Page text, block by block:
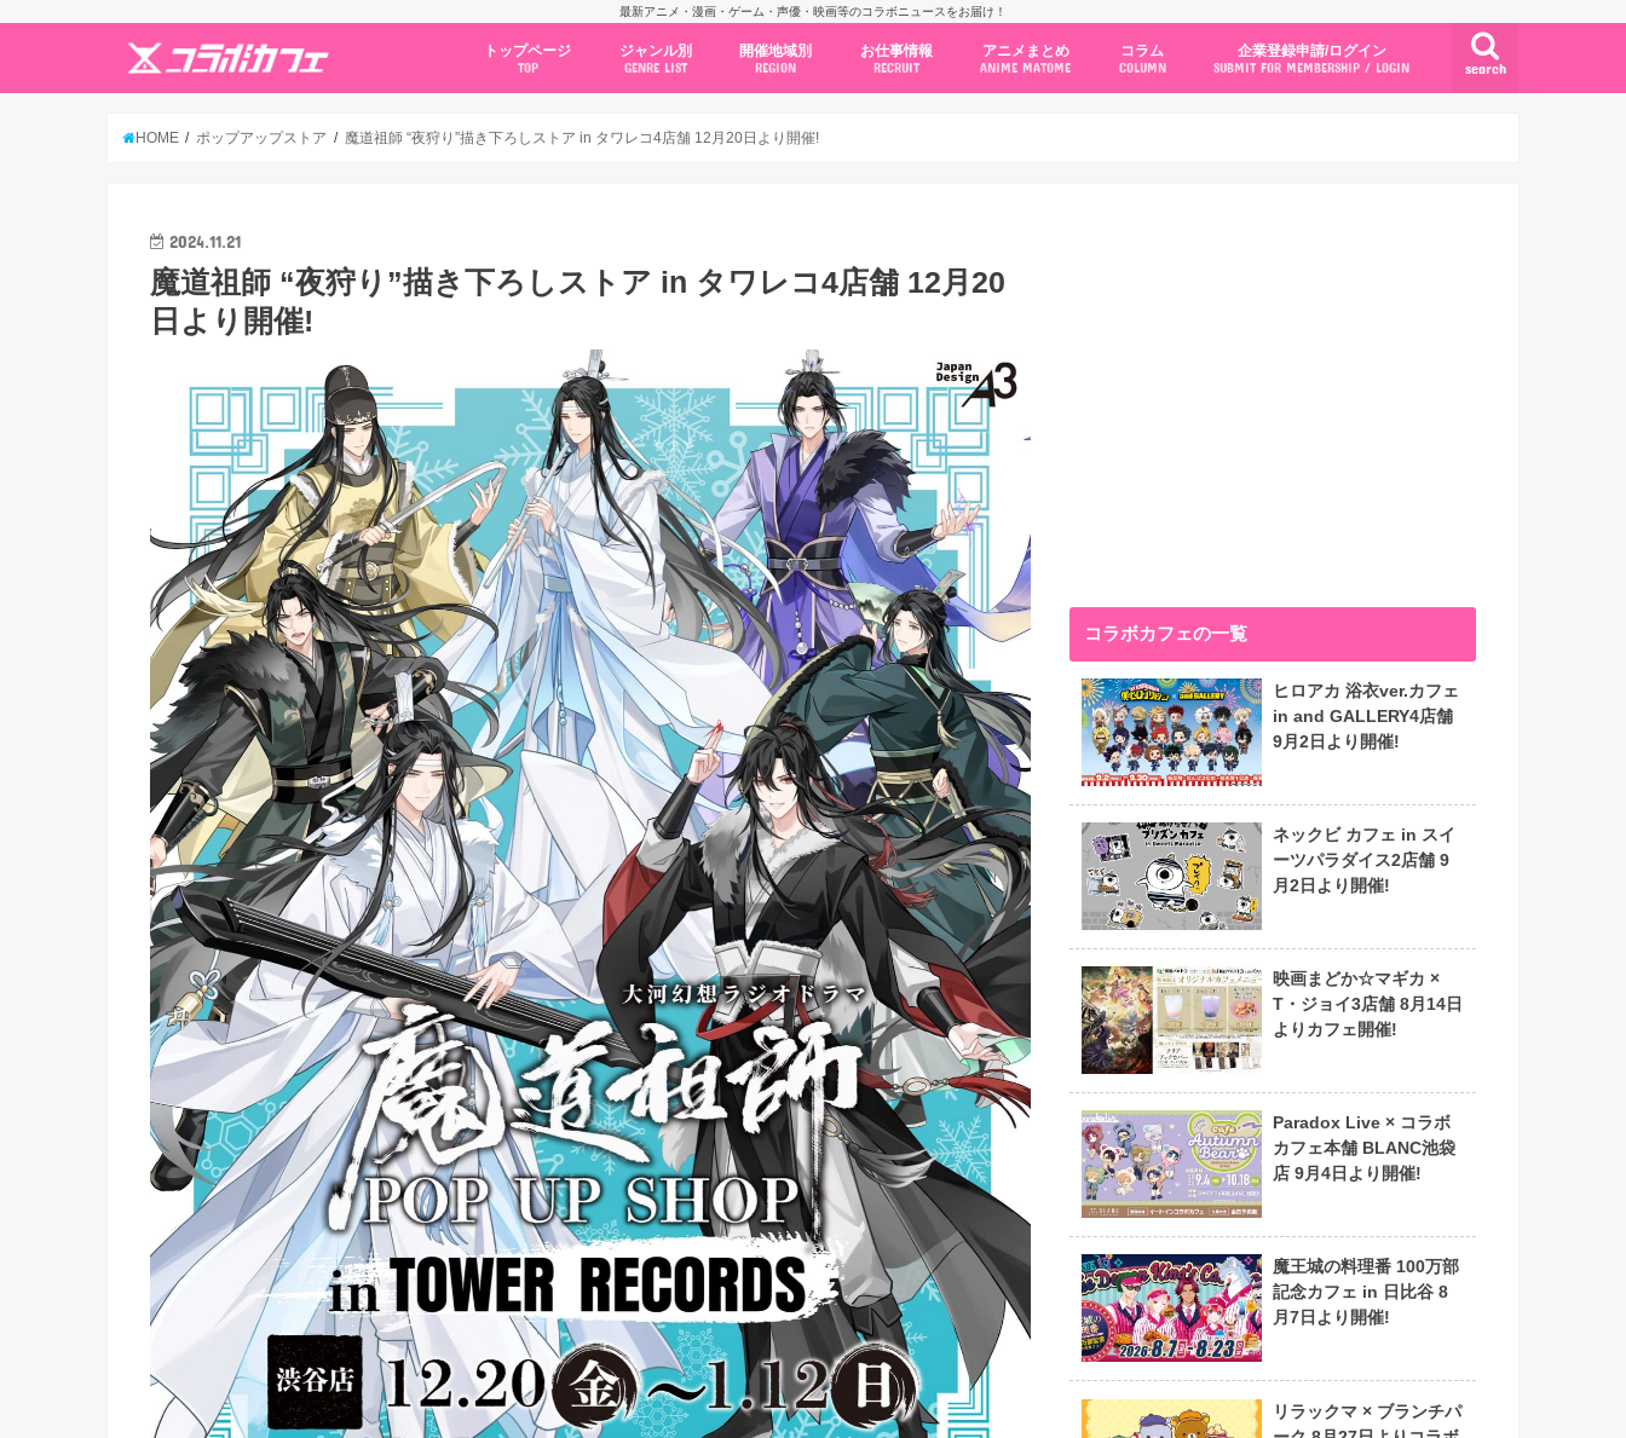
最新アニメ・漫画・ゲーム・声優・映画等のコラボニュースをお届け！
search
トップページ
TOP
ジャンル別
GENRE LIST
開催地域別
REGION
お仕事情報
RECRUIT
アニメまとめ
ANIME MATOME
コラム
COLUMN
企業登録申請/ログイン
SUBMIT FOR MEMBERSHIP / LOGIN
HOME ポップアップストア 魔道祖師 “夜狩り”描き下ろしストア in タワレコ4店舗 12月20日より開催!
2024.11.21
魔道祖師 “夜狩り”描き下ろしストア in タワレコ4店舗 12月20
日より開催!
コラボカフェの一覧
ヒロアカ 浴衣ver.カフェ
in and GALLERY4店舗
9月2日より開催!
ネックビ カフェ in スイ
ーツパラダイス2店舗 9
月2日より開催!
映画まどか☆マギカ ×
T・ジョイ3店舗 8月14日
よりカフェ開催!
Paradox Live × コラボ
カフェ本舗 BLANC池袋
店 9月4日より開催!
魔王城の料理番 100万部
記念カフェ in 日比谷 8
月7日より開催!
リラックマ × ブランチパ